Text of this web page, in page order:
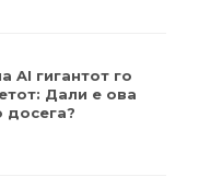
AI гигантот го
Дали е ова
досега?